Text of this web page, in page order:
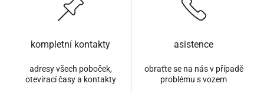
kompletní kontakty
adresy všech poboček,
otevírací časy a kontakty
asistence
obraťte se na nás v případě
problému s vozem